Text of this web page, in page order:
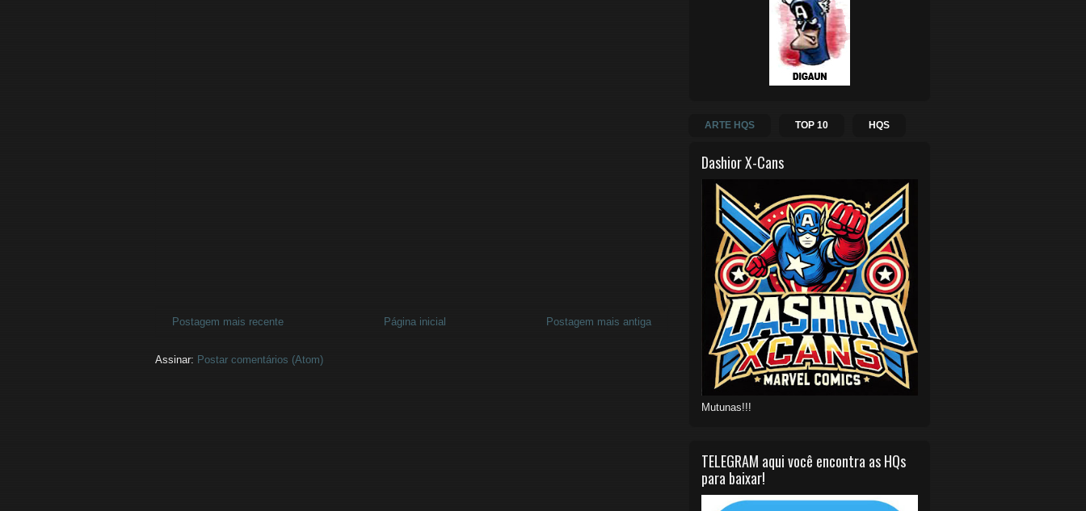
Postagem mais recente Postagem mais antiga
Página inicial
Assinar: Postar comentários (Atom)
ARTE HQS TOP 10 HQS
Dashior X-Cans
Mutunas!!!
TELEGRAM aqui você encontra as HQs
para baixar!